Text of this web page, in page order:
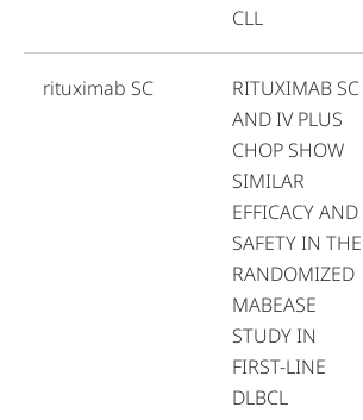
CLL
rituximab SC
RITUXIMAB SC
AND IV PLUS
CHOP SHOW
SIMILAR
EFFICACY AND
SAFETY IN THE
RANDOMIZED
MABEASE
STUDY IN
FIRST-LINE
DLBCL